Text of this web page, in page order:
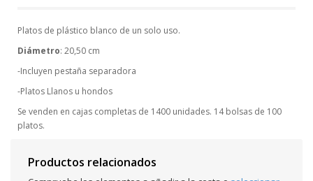
Platos de plástico blanco de un solo uso.
Diámetro: 20,50 cm
-Incluyen pestaña separadora
-Platos Llanos u hondos
Se venden en cajas completas de 1400 unidades. 14 bolsas de 100
platos.
Productos relacionados